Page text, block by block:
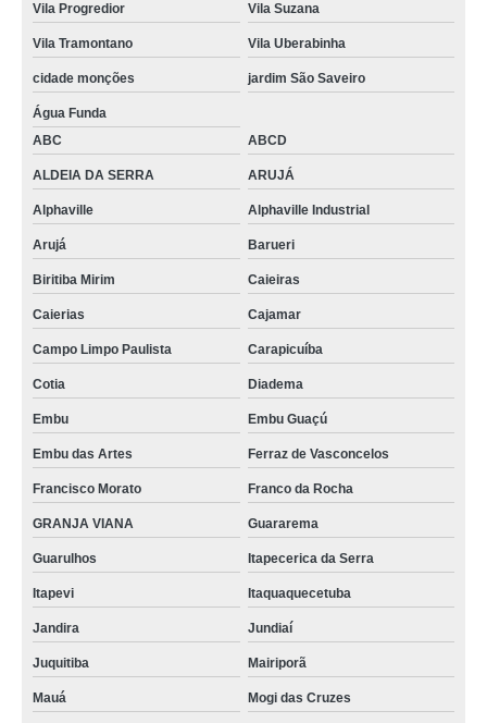
Vila Progredior Vila Suzana
Vila Tramontano Vila Uberabinha
cidade monções jardim São Saveiro
Água Funda
ABC
ABCD
ALDEIA DA SERRA ARUJÁ
Alphaville Alphaville Industrial
Arujá Barueri
Biritiba Mirim Caieiras
Caierias Cajamar
Campo Limpo Paulista Carapicuíba
Cotia Diadema
Embu Embu Guaçú
Embu das Artes Ferraz de Vasconcelos
Francisco Morato Franco da Rocha
GRANJA VIANA Guararema
Guarulhos Itapecerica da Serra
Itapevi Itaquaquecetuba
Jandira Jundiaí
Juquitiba Mairiporã
Mauá Mogi das Cruzes